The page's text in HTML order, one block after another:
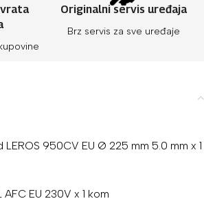
Originalni servis uređaja
Brz servis za sve uređaje
LEROS 950CV EU Ø 225 mm 5.0 mm x 1
AFC EU 230V x 1 kom